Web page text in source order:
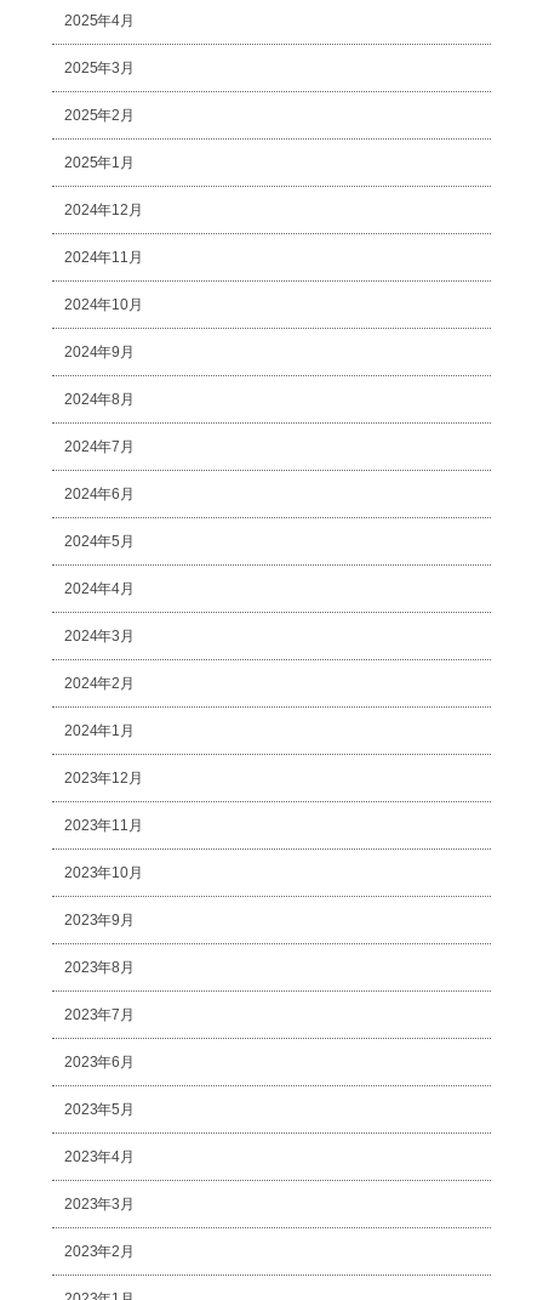
2025年4月
2025年3月
2025年2月
2025年1月
2024年12月
2024年11月
2024年10月
2024年9月
2024年8月
2024年7月
2024年6月
2024年5月
2024年4月
2024年3月
2024年2月
2024年1月
2023年12月
2023年11月
2023年10月
2023年9月
2023年8月
2023年7月
2023年6月
2023年5月
2023年4月
2023年3月
2023年2月